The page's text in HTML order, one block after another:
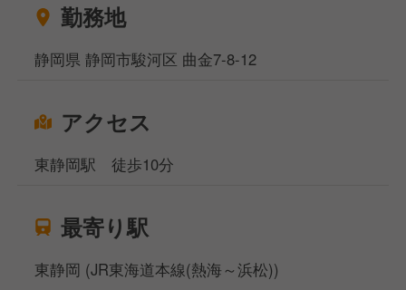
勤務地
静岡県 静岡市駿河区 曲金7-8-12
アクセス
東静岡駅 徒歩10分
最寄り駅
東静岡 (JR東海道本線(熱海～浜松))